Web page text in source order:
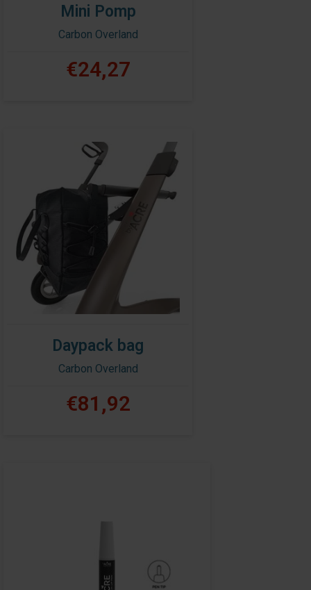
Mini Pomp
Carbon Overland
€24,27
Daypack bag
Carbon Overland
€81,92